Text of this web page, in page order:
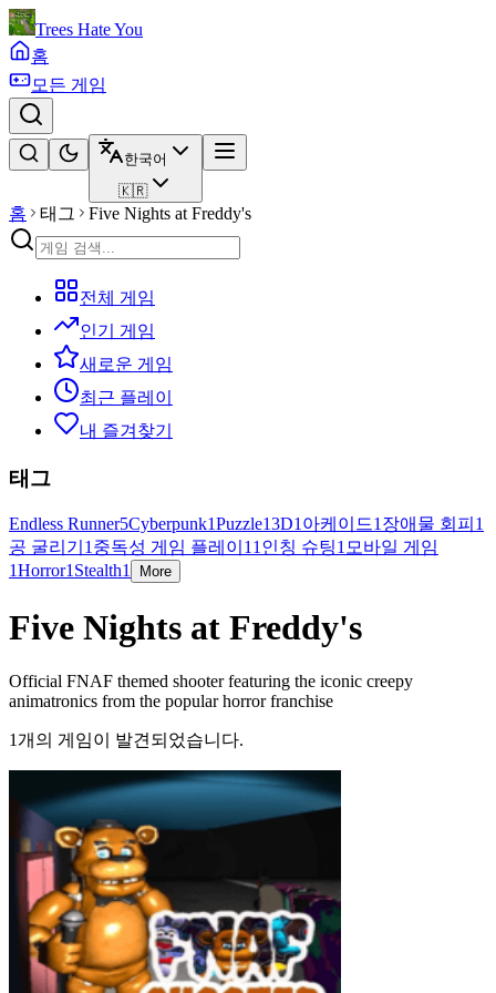
Trees Hate You
홈
모든 게임
한국어
🇰🇷
홈 태그 Five Nights at Freddy's
전체 게임
인기 게임
새로운 게임
최근 플레이
내 즐겨찾기
태그
Endless Runner5Cyberpunk1Puzzle13D1아케이드1장애물 회피 1
공 굴리기 1중독성 게임 플레이 11인칭 슈팅1모바일 게임
1Horror1Stealth1 More
Five Nights at Freddy's
Official FNAF themed shooter featuring the iconic creepy
animatronics from the popular horror franchise
1개의 게임이 발견되었습니다.